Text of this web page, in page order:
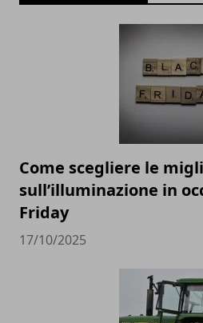
Come scegliere le
sull’illuminazione in
Friday
17/10/2025